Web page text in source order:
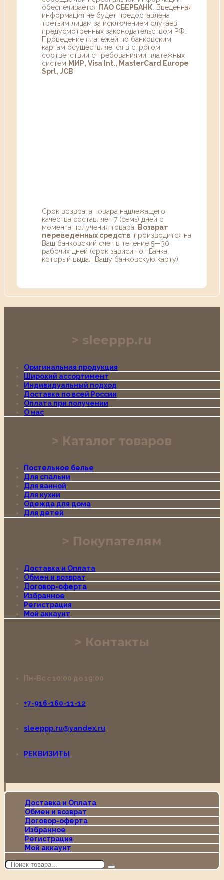
обеспечивается ПАО СБЕРБАНК . Введенная
информация не будет предоставлена
третьим лицам за исключением случаев,
предусмотренных законодательством РФ.
Проведение платежей по банковским
картам осуществляется в строгом
соответствии с требованиями платежных
систем МИР, Visa Int., MasterCard Europe
Sprl, JCB
Срок возврата товара надлежащего
качества составляет 7 (семь) дней с
момента получения товара.
Возврат
переведенных средств , производится на
Ваш банковский счет в течение 5—30
рабочих дней (срок зависит от Банка,
который выдал Вашу банковскую карту).
sleeppp.ru
Оригинальная продукция
Широкий ассортимент
Индивидуальный подход
Доставка по всей России
Оплата при получении
О нас
Каталог товаров
Постельное белье
Для спальни
Для ванной
Для кухни
Одежда для дома
Для детей
Покупателям
Доставка и Оплата
Обмен и возврат
Договор-оферта
Избранное
Регистрация
Мой аккаунт
Контакты
Пн-Вс с 10:00 до 19:00
+7-916-160-11-12
sleeppp.ru@yandex.ru
РЕКВИЗИТЫ
Доставка и Оплата
Обмен и возврат
Договор-оферта
Избранное
Регистрация
Мой аккаунт